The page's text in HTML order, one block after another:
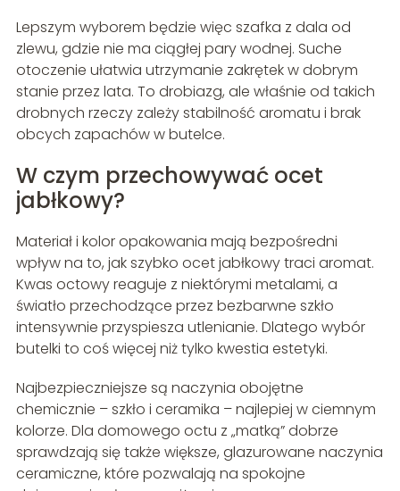
Lepszym wyborem będzie więc szafka z dala od
zlewu, gdzie nie ma ciągłej pary wodnej. Suche
otoczenie ułatwia utrzymanie zakrętek w dobrym
stanie przez lata. To drobiazg, ale właśnie od takich
drobnych rzeczy zależy stabilność aromatu i brak
obcych zapachów w butelce.
W czym przechowywać ocet
jabłkowy?
Materiał i kolor opakowania mają bezpośredni
wpływ na to, jak szybko ocet jabłkowy traci aromat.
Kwas octowy reaguje z niektórymi metalami, a
światło przechodzące przez bezbarwne szkło
intensywnie przyspiesza utlenianie. Dlatego wybór
butelki to coś więcej niż tylko kwestia estetyki.
Najbezpieczniejsze są naczynia obojętne
chemicznie – szkło i ceramika – najlepiej w ciemnym
kolorze. Dla domowego octu z „matką” dobrze
sprawdzają się także większe, glazurowane naczynia
ceramiczne, które pozwalają na spokojne